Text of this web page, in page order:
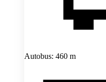
Autobus: 460 m